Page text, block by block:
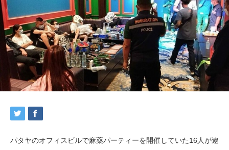
パタヤのオフィスビルで麻薬パーティーを開催していた16人が逮